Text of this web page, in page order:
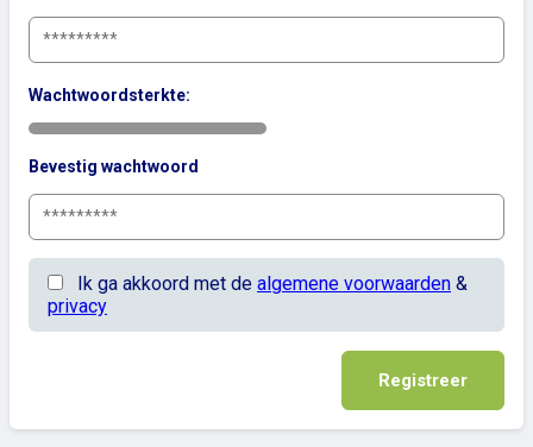
Wachtwoordsterkte:
Bevestig wachtwoord
Ik ga akkoord met de algemene voorwaarden &
privacy
Registreer